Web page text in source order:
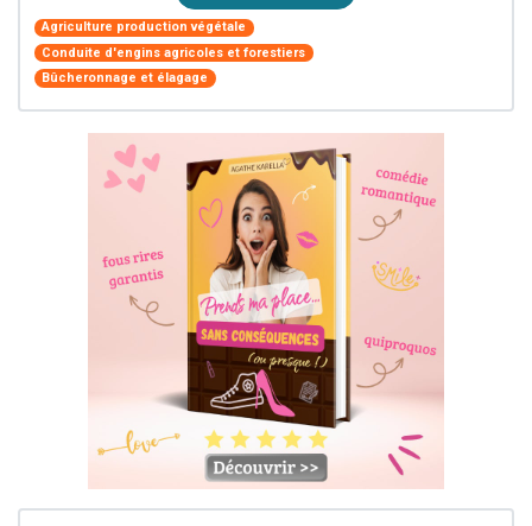
Agriculture production végétale
Conduite d'engins agricoles et forestiers
Bûcheronnage et élagage